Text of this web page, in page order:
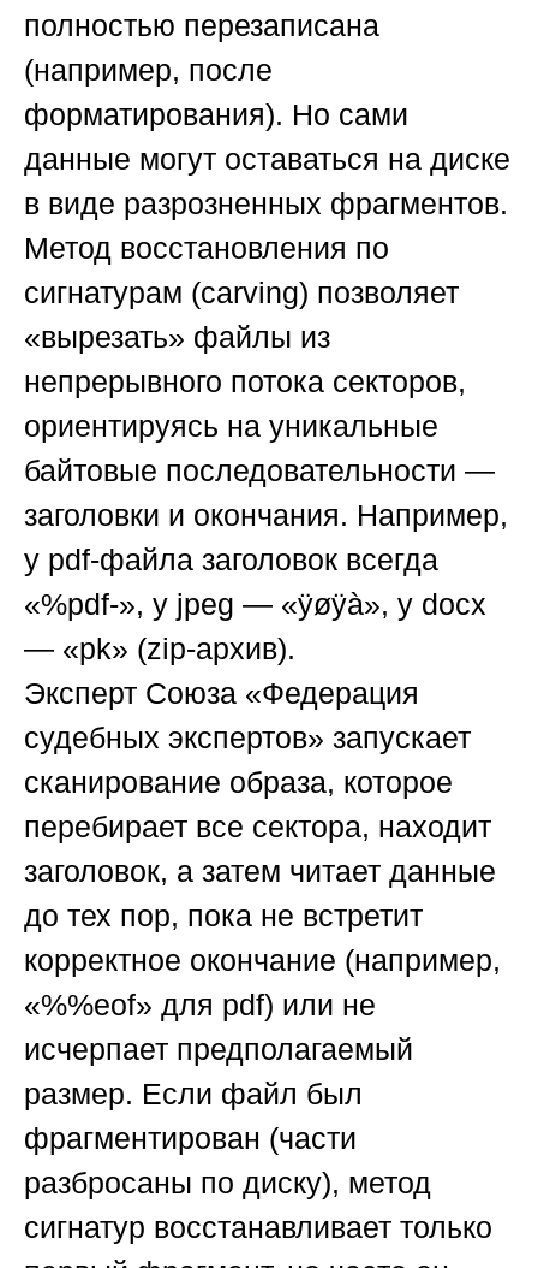
полностью перезаписана
(например, после
форматирования). Но сами
данные могут оставаться на диске
в виде разрозненных фрагментов.
Метод восстановления по
сигнатурам (carving) позволяет
«вырезать» файлы из
непрерывного потока секторов,
ориентируясь на уникальные
байтовые последовательности —
заголовки и окончания. Например,
у pdf-файла заголовок всегда
«%pdf-», у jpeg — «ÿøÿà», у docx
— «pk» (zip-архив).
Эксперт Союза «Федерация
судебных экспертов» запускает
сканирование образа, которое
перебирает все сектора, находит
заголовок, а затем читает данные
до тех пор, пока не встретит
корректное окончание (например,
«%%eof» для pdf) или не
исчерпает предполагаемый
размер. Если файл был
фрагментирован (части
разбросаны по диску), метод
сигнатур восстанавливает только